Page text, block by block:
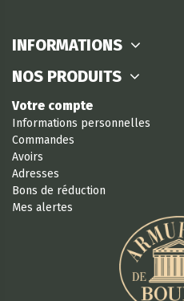
INFORMATIONS
NOS PRODUITS
Votre compte
Informations personnelles
Commandes
Avoirs
Adresses
Bons de réduction
Mes alertes